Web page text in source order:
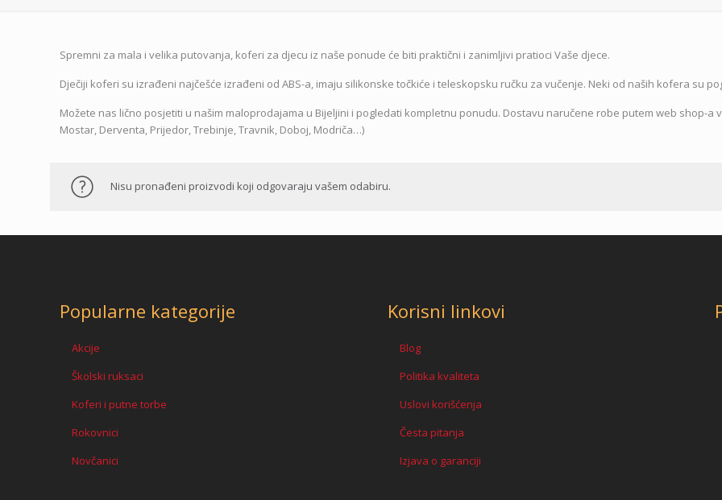
Spremni za mala i velika putovanja, koferi za djecu iz naše ponude će biti praktični i zanimljivi pratioci Vaše djece.
Dječiji koferi su izrađeni najčešće izrađeni od ABS-a, imaju silikonske točkiće i teleskopsku ručku za vučenje. Neki od naših kofera su
Možete nas lično posjetiti u našim maloprodajama u Bijeljini i pogledati kompletnu ponudu. Dostavu naručene robe putem web shop-a
Mostar, Derventa, Prijedor, Trebinje, Travnik, Doboj, Modriča…)
Nisu pronađeni proizvodi koji odgovaraju vašem odabiru.
Popularne kategorije
Akcije
Školski ruksaci
Koferi i putne torbe
Rokovnici
Novčanici
Korisni linkovi
Blog
Politika kvaliteta
Uslovi korišćenja
Česta pitanja
Izjava o garanciji